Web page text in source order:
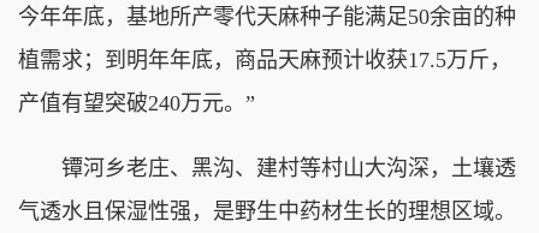
今年年底，基地所产零代天麻种子能满足50余亩的种
植需求；到明年年底，商品天麻预计收获17.5万斤，
产值有望突破240万元。”
镡河乡老庄、黑沟、建村等村山大沟深，土壤透
气透水且保湿性强，是野生中药材生长的理想区域。